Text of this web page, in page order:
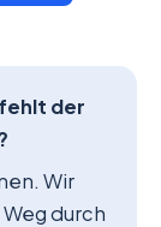
der
Wir
durch